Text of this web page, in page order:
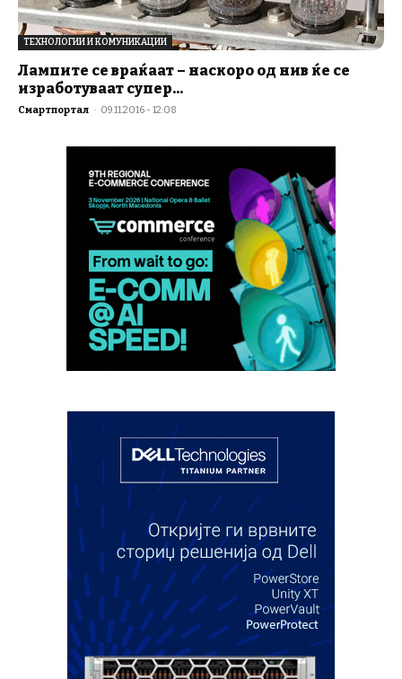
ТЕХНОЛОГИИ И КОМУНИКАЦИИ
Лампите се враќаат – наскоро од нив ќе се
изработуваат супер...
Смартпортал - 09.11.2016 - 12:08